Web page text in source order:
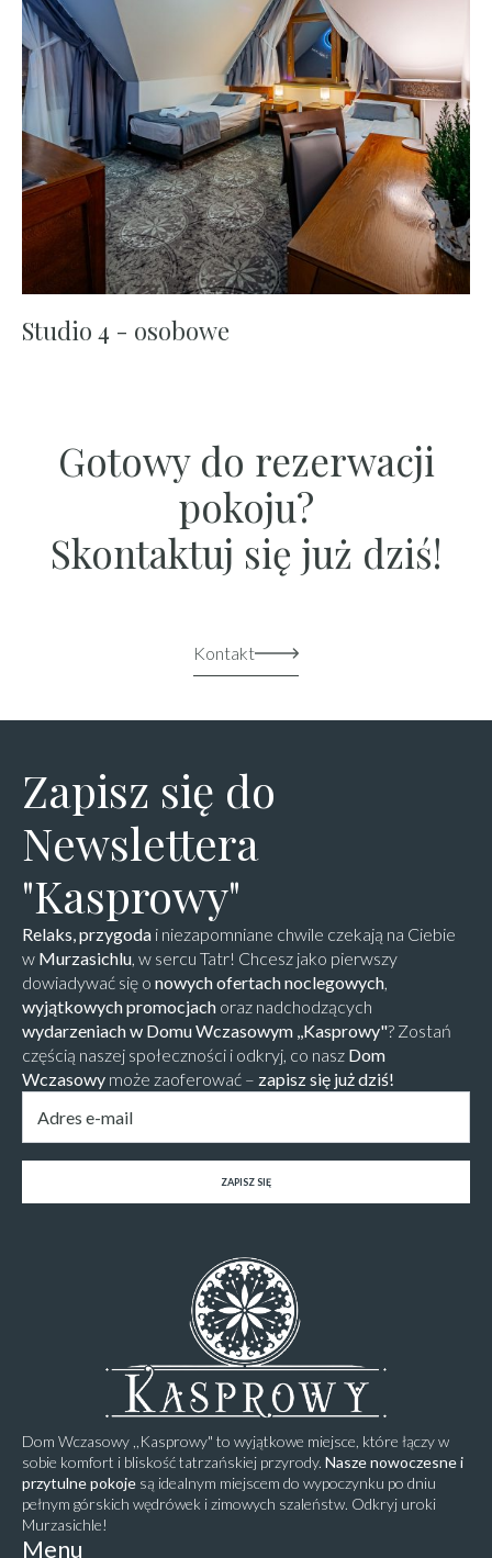
Studio 4 - osobowe
Gotowy do rezerwacji
pokoju?
Skontaktuj się już dziś!
Kontakt
Zapisz się do
Newslettera
"Kasprowy"
Relaks, przygoda i niezapomniane chwile czekają na Ciebie
w Murzasichlu, w sercu Tatr! Chcesz jako pierwszy
dowiadywać się o nowych ofertach noclegowych,
wyjątkowych promocjach oraz nadchodzących
wydarzeniach w Domu Wczasowym ,,Kasprowy"? Zostań
częścią naszej społeczności i odkryj, co nasz Dom
Wczasowy może zaoferować – zapisz się już dziś!
Email
ZAPISZ SIĘ
Dom Wczasowy ,,Kasprowy" to wyjątkowe miejsce, które łączy w
sobie komfort i bliskość tatrzańskiej przyrody. Nasze nowoczesne i
przytulne pokoje są idealnym miejscem do wypoczynku po dniu
pełnym górskich wędrówek i zimowych szaleństw. Odkryj uroki
Murzasichle!
Menu